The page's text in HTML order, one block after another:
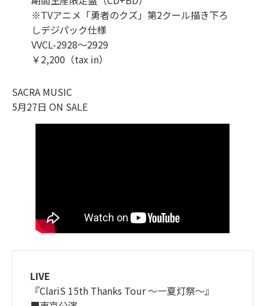
※TVアニメ「勇者のクズ」第2クール描き下ろ
しデジパック仕様
VVCL-2928〜2929
￥2,200（tax in）
SACRA MUSIC
5月27日 ON SALE
LIVE
『ClariS 15th Thanks Tour 〜一夏灯祭〜』